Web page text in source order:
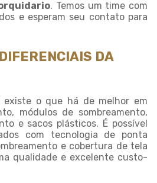
. Temos um time com
e esperam seu contato para
DA
existe o que há de melhor em
módulos de sombreamento,
e sacos plásticos. É possível
com tecnologia de ponta
e cobertura de tela
qualidade e excelente custo-